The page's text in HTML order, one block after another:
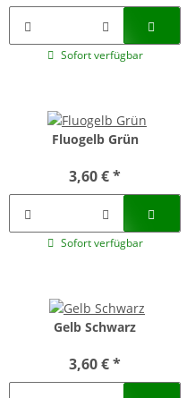
Sofort verfügbar
Fluogelb Grün
3,60 €*
Sofort verfügbar
Gelb Schwarz
3,60 €*